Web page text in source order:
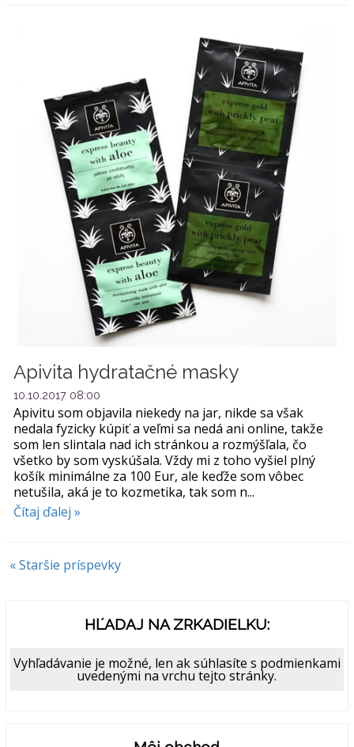
Apivita hydratačné masky
10.10.2017 08:00
Apivitu som objavila niekedy na jar, nikde sa však
nedala fyzicky kúpiť a veľmi sa nedá ani online, takže
som len slintala nad ich stránkou a rozmýšľala, čo
všetko by som vyskúšala. Vždy mi z toho vyšiel plný
košík minimálne za 100 Eur, ale keďže som vôbec
netušila, aká je to kozmetika, tak som n...
Čítaj ďalej »
« Staršie príspevky
HĽADAJ NA ZRKADIELKU:
Vyhľadávanie je možné, len ak súhlasíte s podmienkami
uvedenými na vrchu tejto stránky.